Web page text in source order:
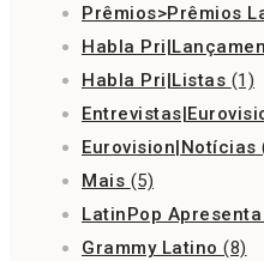
Prêmios>Prêmios
Habla
Habla Pri|Listas (1)
Eurovision|Notícias
Mais (5)
LatinPop Apresenta
Grammy Latino (8)